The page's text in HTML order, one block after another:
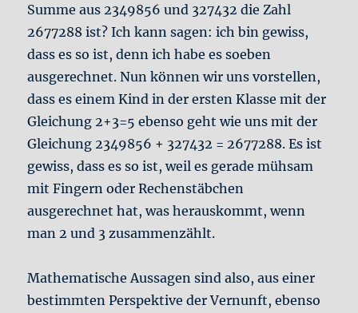
Summe aus 2349856 und 327432 die Zahl
2677288 ist? Ich kann sagen: ich bin gewiss,
dass es so ist, denn ich habe es soeben
ausgerechnet. Nun können wir uns vorstellen,
dass es einem Kind in der ersten Klasse mit der
Gleichung 2+3=5 ebenso geht wie uns mit der
Gleichung 2349856 + 327432 = 2677288. Es ist
gewiss, dass es so ist, weil es gerade mühsam
mit Fingern oder Rechenstäbchen
ausgerechnet hat, was herauskommt, wenn
man 2 und 3 zusammenzählt.
Mathematische Aussagen sind also, aus einer
bestimmten Perspektive der Vernunft, ebenso